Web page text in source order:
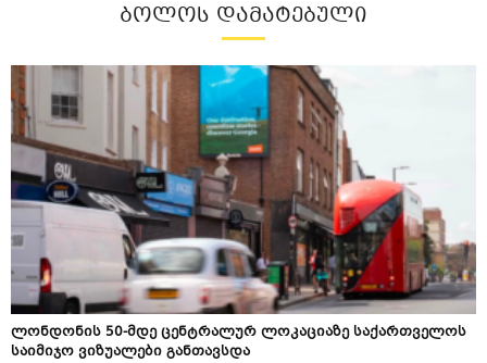
ᲑᲝᲚᲝᲡ ᲓᲐᲛᲐᲢᲔᲑᲣᲚᲘ
ლონდონის 50-მდე ცენტრალურ ლოკაციაზე საქართველოს
საიმიჯო ვიზუალები განთავსდა